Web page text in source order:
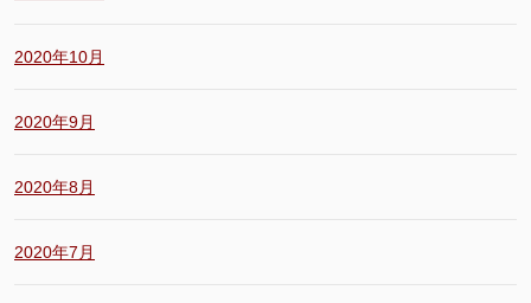
2020年10月
2020年9月
2020年8月
2020年7月